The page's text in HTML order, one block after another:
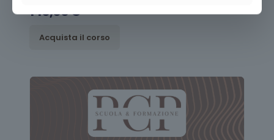
140,00€
Acquista il corso